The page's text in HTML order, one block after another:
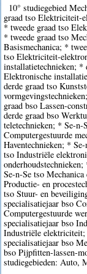
10° studiegebied
graad tso Elektriciteit-
* tweede graad tso
* tweede graad tso
Basismechanica; *
tso Elektriciteit-
installatietechnieken; *
Elektronische
derde graad tso
graad bso Lassen-
derde graad bso
teletechnieken; * Se-
Computergestuurde
Haventechnieken; *
tso Industriële
Se-n-Se tso
Productie- en
tso Stuur- en
specialisatiejaar bso
Computergestuurde
specialisatiejaar bso
Industriële
specialisatiejaar bso
bso Pijpfitten-lassen-
studiegebieden: Auto,